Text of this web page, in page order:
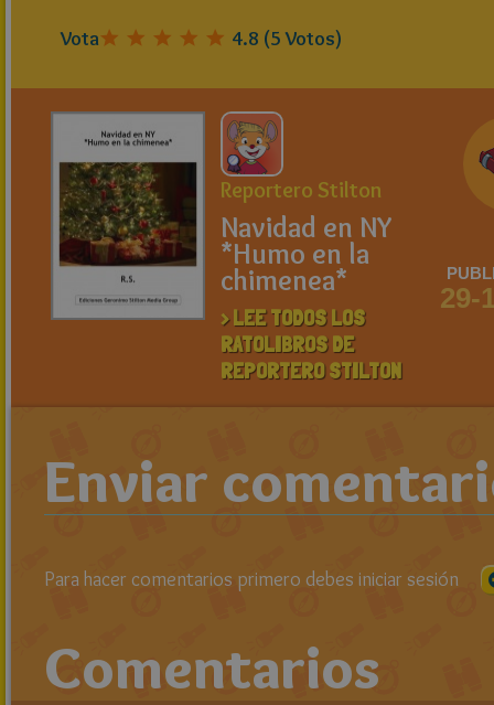
Vota 4.8 (5Votos)
Reportero Stilton
Navidad en NY
*Humo en la
chimenea*
> LEE TODOS LOS
RATOLIBROS DE
REPORTERO STILTON
29-
Enviar
Para hacer comentarios primero debes iniciar sesión
Comentarios